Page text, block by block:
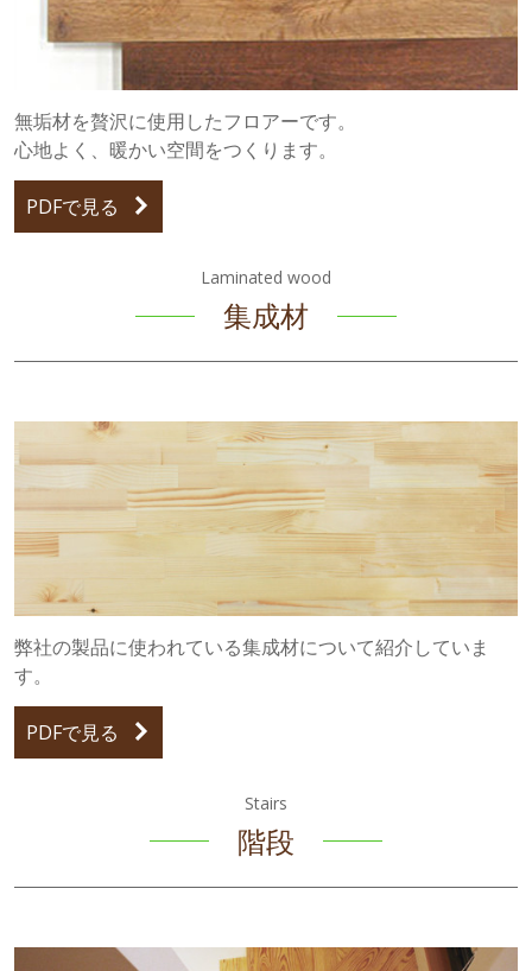
無垢材を贅沢に使用したフロアーです。
心地よく、暖かい空間をつくります。
PDFで見る
Laminated wood
集成材
弊社の製品に使われている集成材について紹介していま
す。
PDFで見る
Stairs
階段